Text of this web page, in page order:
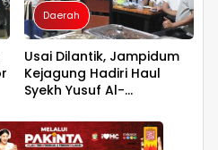
Daerah
Usai Dilantik, Jampidum
Kejagung Hadiri Haul
Syekh Yusuf Al-
hingga Malam di
Makassar